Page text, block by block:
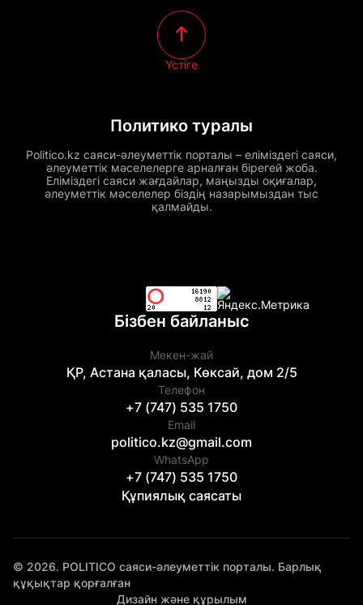
Политико туралы
Politico.kz саяси-әлеуметтік порталы – еліміздегі саяси,
әлеуметтік мәселелерге арналған бірегей жоба.
Еліміздегі саяси жағдайлар, маңызды оқиғалар,
әлеуметтік мәселелер біздің назарымыздан тыс
қалмайды.
Үстіге
Бізбен байланыс
Мекен-жай
ҚР, Астана қаласы, Көксай, дом 2/5
Телефон
+7 (747) 535 1750
Email
politico.kz@gmail.com
WhatsApp
+7 (747) 535 1750
Құпиялық саясаты
© 2026. POLITICO саяси-әлеуметтік порталы. Барлық
құқықтар қорғалған
Дизайн және құрылым